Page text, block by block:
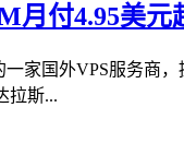
月付4.95美元
一家国外VPS服务商
拉斯...